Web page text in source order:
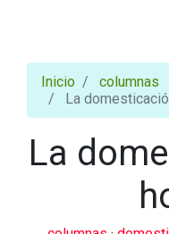
Inicio
columnas
La
La